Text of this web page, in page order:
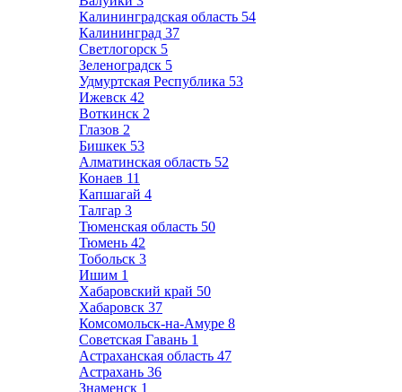
Калининградская область 54
Калининград 37
Светлогорск 5
Зеленоградск 5
Удмуртская Республика 53
Ижевск 42
Воткинск 2
Глазов 2
Бишкек 53
Алматинская область 52
Конаев 11
Капшагай 4
Талгар 3
Тюменская область 50
Тюмень 42
Тобольск 3
Ишим 1
Хабаровский край 50
Хабаровск 37
Комсомольск-на-Амуре 8
Советская Гавань 1
Астраханская область 47
Астрахань 36
Знаменск 1